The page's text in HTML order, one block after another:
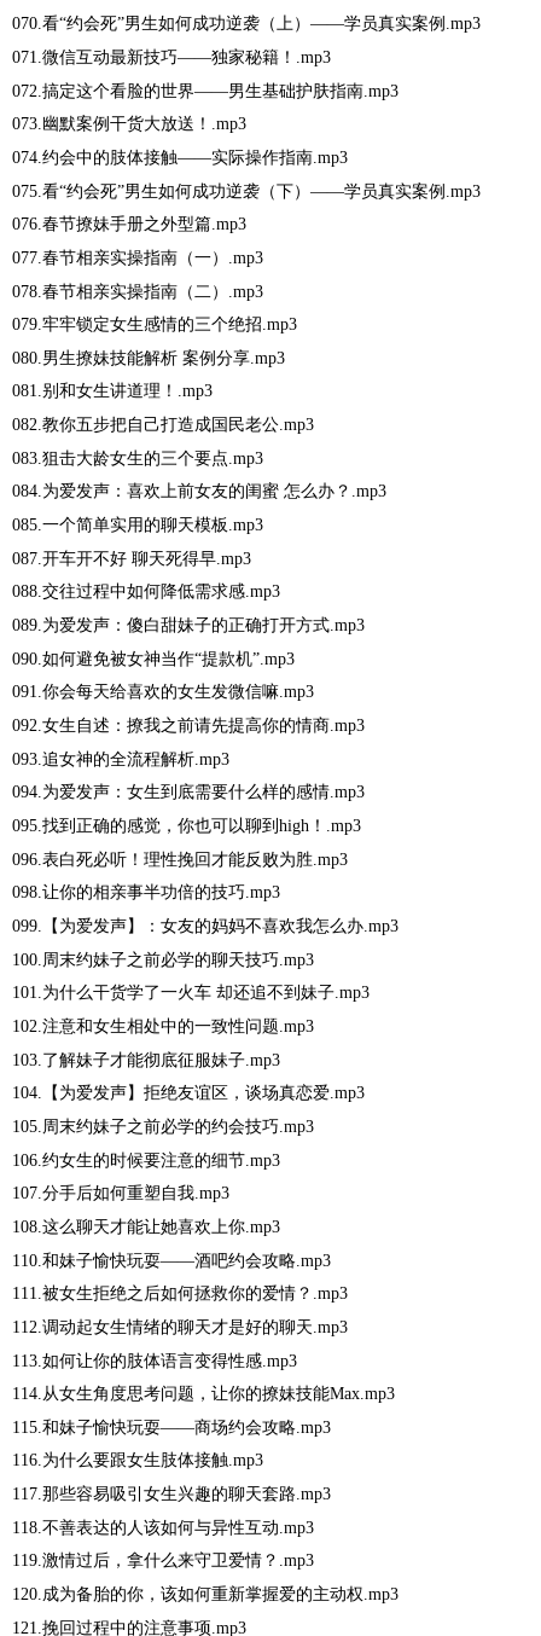
070.看“约会死”男生如何成功逆袭（上）——学员真实案例.mp3
071.微信互动最新技巧——独家秘籍！.mp3
072.搞定这个看脸的世界——男生基础护肤指南.mp3
073.幽默案例干货大放送！.mp3
074.约会中的肢体接触——实际操作指南.mp3
075.看“约会死”男生如何成功逆袭（下）——学员真实案例.mp3
076.春节撩妹手册之外型篇.mp3
077.春节相亲实操指南（一）.mp3
078.春节相亲实操指南（二）.mp3
079.牢牢锁定女生感情的三个绝招.mp3
080.男生撩妹技能解析 案例分享.mp3
081.别和女生讲道理！.mp3
082.教你五步把自己打造成国民老公.mp3
083.狙击大龄女生的三个要点.mp3
084.为爱发声：喜欢上前女友的闺蜜 怎么办？.mp3
085.一个简单实用的聊天模板.mp3
087.开车开不好 聊天死得早.mp3
088.交往过程中如何降低需求感.mp3
089.为爱发声：傻白甜妹子的正确打开方式.mp3
090.如何避免被女神当作“提款机”.mp3
091.你会每天给喜欢的女生发微信嘛.mp3
092.女生自述：撩我之前请先提高你的情商.mp3
093.追女神的全流程解析.mp3
094.为爱发声：女生到底需要什么样的感情.mp3
095.找到正确的感觉，你也可以聊到high！.mp3
096.表白死必听！理性挽回才能反败为胜.mp3
098.让你的相亲事半功倍的技巧.mp3
099.【为爱发声】：女友的妈妈不喜欢我怎么办.mp3
100.周末约妹子之前必学的聊天技巧.mp3
101.为什么干货学了一火车 却还追不到妹子.mp3
102.注意和女生相处中的一致性问题.mp3
103.了解妹子才能彻底征服妹子.mp3
104.【为爱发声】拒绝友谊区，谈场真恋爱.mp3
105.周末约妹子之前必学的约会技巧.mp3
106.约女生的时候要注意的细节.mp3
107.分手后如何重塑自我.mp3
108.这么聊天才能让她喜欢上你.mp3
110.和妹子愉快玩耍——酒吧约会攻略.mp3
111.被女生拒绝之后如何拯救你的爱情？.mp3
112.调动起女生情绪的聊天才是好的聊天.mp3
113.如何让你的肢体语言变得性感.mp3
114.从女生角度思考问题，让你的撩妹技能Max.mp3
115.和妹子愉快玩耍——商场约会攻略.mp3
116.为什么要跟女生肢体接触.mp3
117.那些容易吸引女生兴趣的聊天套路.mp3
118.不善表达的人该如何与异性互动.mp3
119.激情过后，拿什么来守卫爱情？.mp3
120.成为备胎的你，该如何重新掌握爱的主动权.mp3
121.挽回过程中的注意事项.mp3